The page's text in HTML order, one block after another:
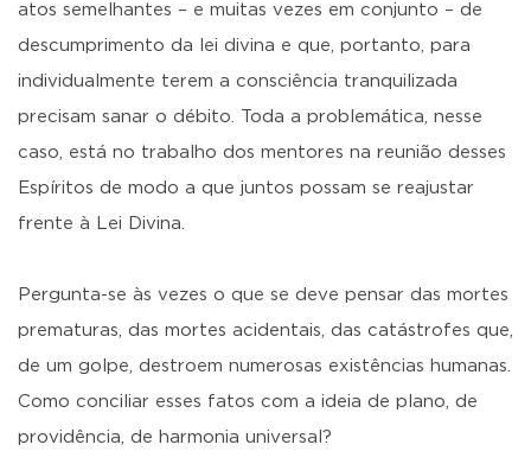
atos semelhantes – e muitas vezes em conjunto – de
descumprimento da lei divina e que, portanto, para
individualmente terem a consciência tranquilizada
precisam sanar o débito. Toda a problemática, nesse
caso, está no trabalho dos mentores na reunião desses
Espíritos de modo a que juntos possam se reajustar
frente à Lei Divina.
Pergunta-se às vezes o que se deve pensar das mortes
prematuras, das mortes acidentais, das catástrofes que,
de um golpe, destroem numerosas existências humanas.
Como conciliar esses fatos com a ideia de plano, de
providência, de harmonia universal?